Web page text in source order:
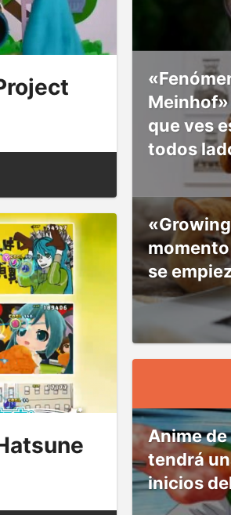
que ves
todos
se
Anime
tendrá
inicios